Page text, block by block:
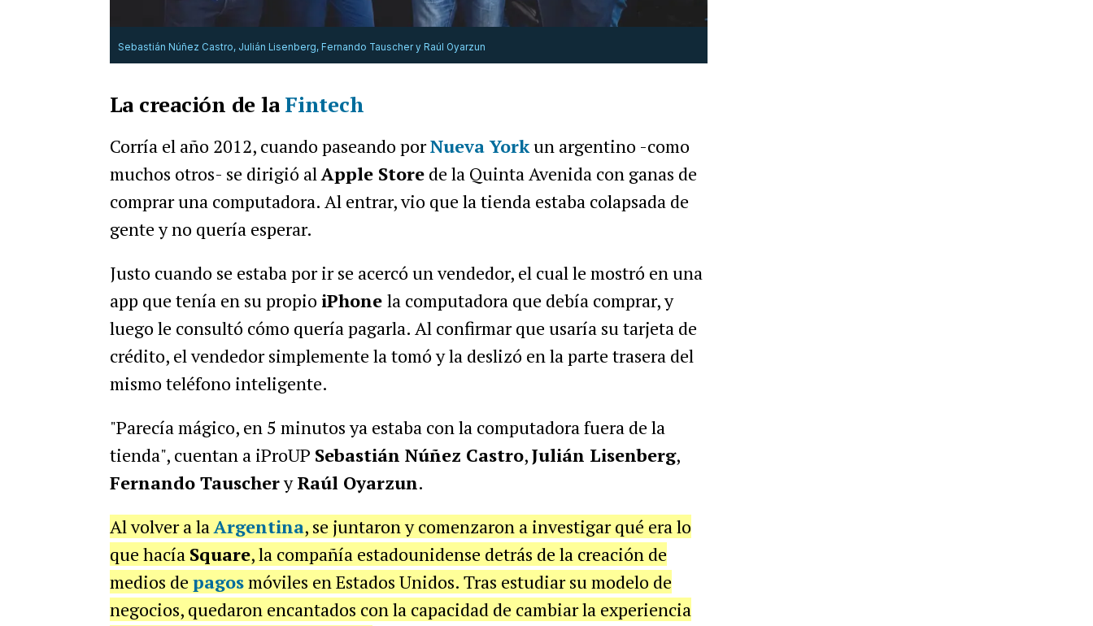
Sebastián Núñez Castro, Julián Lisenberg, Fernando Tauscher y Raúl Oyarzun
La creación de la Fintech
Corría el año 2012, cuando paseando porNueva Yorkun argentino -como
muchos otros- se dirigió alApple Storede la Quinta Avenida con ganas de
comprar una computadora. Al entrar, vio que la tienda estaba colapsada de
gente y no quería esperar.
Justo cuando se estaba por ir se acercó un vendedor, el cual le mostró en una
app que tenía en su propio iPhone la computadora que debía comprar, y
luego le consultó cómo quería pagarla. Al confirmar que usaría su tarjeta de
crédito, el vendedor simplemente la tomó y la deslizó en la parte trasera del
mismo teléfono inteligente.
"Parecía mágico, en 5 minutos ya estaba con la computadora fuera de la
tienda", cuentan a iProUP Sebastián Núñez Castro,Julián Lisenberg,
Fernando TauscheryRaúl Oyarzun.
Al volver a laArgentina, se juntaron y comenzaron a investigar qué era lo
que hacía Square, la compañía estadounidense detrás de la creación de
medios de pagosmóviles en Estados Unidos. Tras estudiar su modelo de
negocios, quedaron encantados con la capacidad de cambiar la experiencia